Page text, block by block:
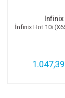
Infinix
İnfinix Hot 10i